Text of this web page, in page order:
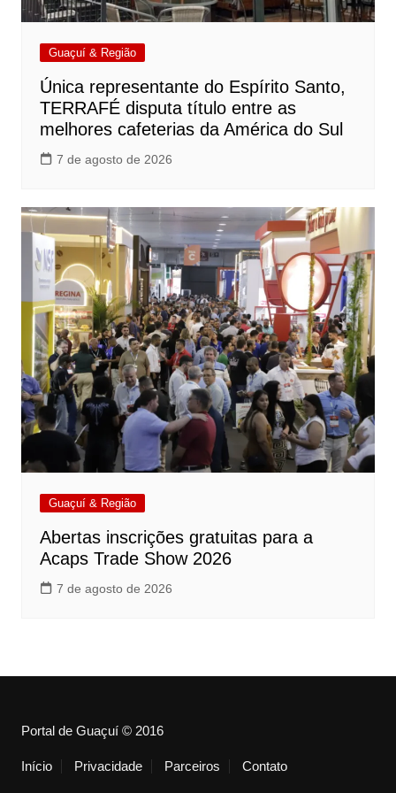
Guaçuí & Região
Única representante do Espírito Santo,
TERRAFÉ disputa título entre as
melhores cafeterias da América do Sul
7 de agosto de 2026
Guaçuí & Região
Abertas inscrições gratuitas para a
Acaps Trade Show 2026
7 de agosto de 2026
Portal de Guaçuí © 2016
Início Privacidade Parceiros Contato